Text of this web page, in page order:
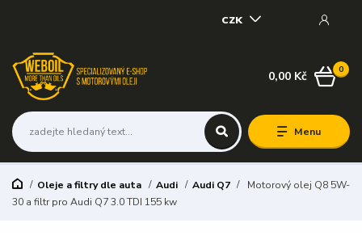
Menu
CZK
0
0,00 Kč
Oleje a filtry dle auta Audi Audi Q7
Motorový olej Q8 5W-
30 a filtr pro Audi Q7 3.0 TDI 155 kw